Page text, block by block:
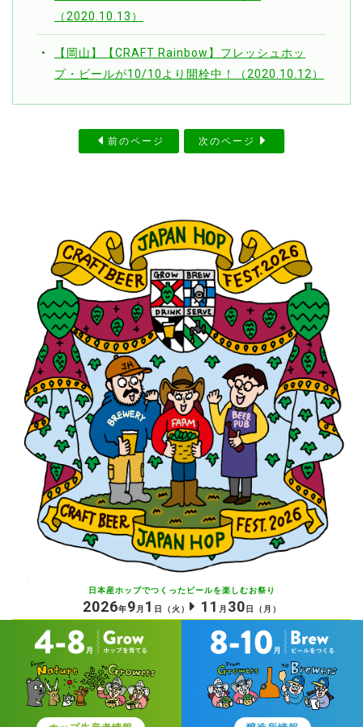
（2020.10.13）
【岡山】【CRAFT Rainbow】フレッシュホッ
プ・ビールが10/10より開栓中！（2020.10.12）
前のページ 次のページ
日本産ホップでつくったビールを楽しむお祭り
2026年9 月 1 日 （火） 11 月 30 日 （月）